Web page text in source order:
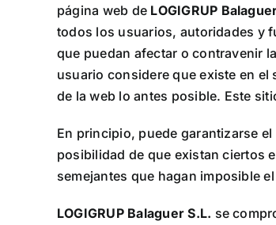
página web de LOGIGRUP
todos los usuarios, autoridades y
que puedan afectar o contravenir
usuario considere que existe en
de la web lo antes posible. Este
En principio, puede garantizarse
posibilidad de que existan ciertos
semejantes que hagan imposible
LOGIGRUP Balaguer S.L. se